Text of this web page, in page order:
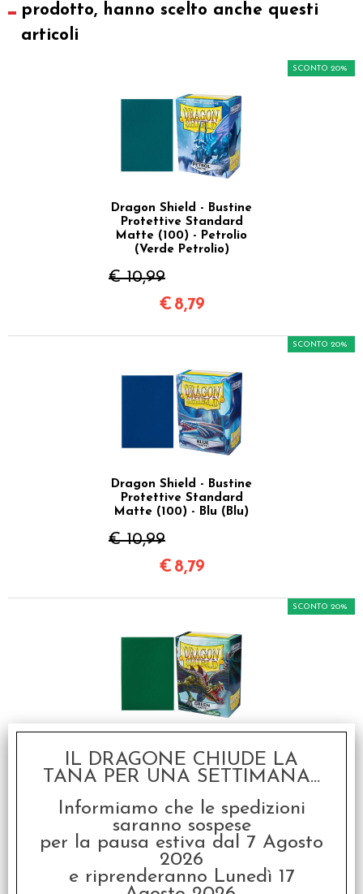
prodotto, hanno scelto anche questi
articoli
Dragon Shield - Bustine
Protettive Standard
Matte (100) - Petrolio
(Verde Petrolio)
€ 10,99
SCONTO 20%
€ 8,79
Dragon Shield - Bustine
Protettive Standard
Matte (100) - Blu (Blu)
€ 10,99
SCONTO 20%
€ 8,79
Protettive Standard
Matte (100) - Verde
€ 10,99
SCONTO 20%
€8,79
IL DRAGONE CHIUDE LA
TANA PER UNA SETTIMANA...
Informiamo che le spedizioni
saranno sospese
per la pausa estiva dal 7 Agosto
2026
e riprenderanno Lunedì 17